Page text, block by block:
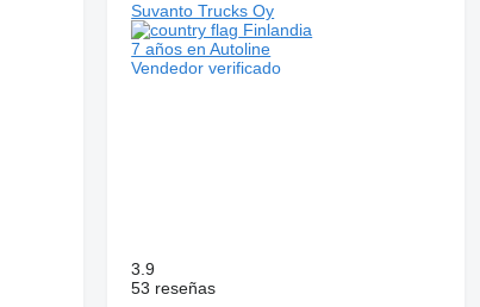
Suvanto Trucks Oy
Finlandia
7 años en Autoline
Vendedor verificado
3.9
53 reseñas